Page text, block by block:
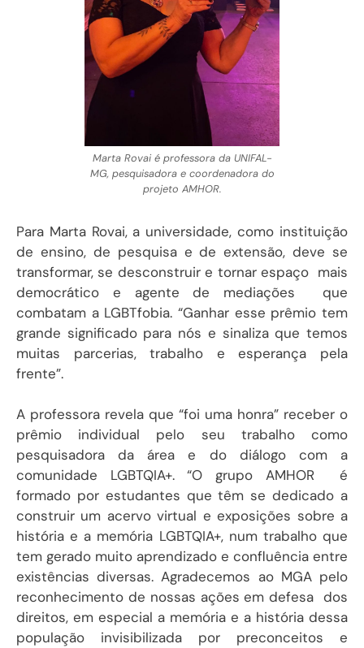
Marta Rovai é professora da UNIFAL-
MG, pesquisadora e coordenadora do
projeto AMHOR.
Para Marta Rovai, a universidade, como instituição
de ensino, de pesquisa e de extensão, deve se
transformar, se desconstruir e tornar espaço mais
democrático e agente de mediações que
combatam a LGBTfobia. “Ganhar esse prêmio tem
grande significado para nós e sinaliza que temos
muitas parcerias, trabalho e esperança pela
frente”.
A professora revela que “foi uma honra” receber o
prêmio individual pelo seu trabalho como
pesquisadora da área e do diálogo com a
comunidade LGBTQIA+. “O grupo AMHOR é
formado por estudantes que têm se dedicado a
construir um acervo virtual e exposições sobre a
história e a memória LGBTQIA+, num trabalho que
tem gerado muito aprendizado e confluência entre
existências diversas. Agradecemos ao MGA pelo
reconhecimento de nossas ações em defesa dos
direitos, em especial a memória e a história dessa
população invisibilizada por preconceitos e